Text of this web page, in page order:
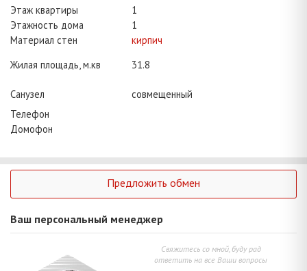
Этаж квартиры
1
Этажность дома
1
Материал стен
кирпич
Жилая площадь, м.кв
31.8
Санузел
совмещенный
Телефон
Домофон
Предложить обмен
Ваш персональный менеджер
Свяжитесь со мной, буду рад
ответить на все Ваши вопросы